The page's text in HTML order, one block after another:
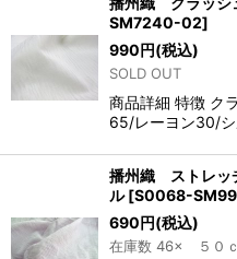
SM7240-02]
990円(税込)
SOLD OUT
商品詳細 特徴 ク
65/レーヨン30/
播州織 ストレ
ル [S0068-
690円(税込)
在庫数 46× ５０